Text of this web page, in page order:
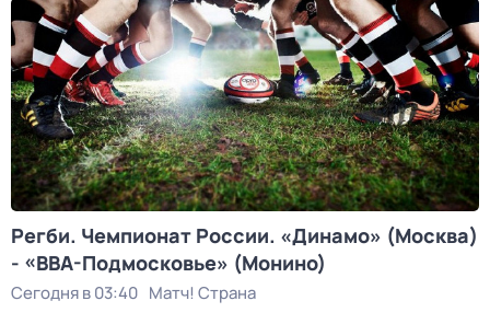
Регби. Чемпионат России. «Динамо» (Москва)
- «ВВА-Подмосковье» (Монино)
Сегодня в 03:40 Матч! Страна